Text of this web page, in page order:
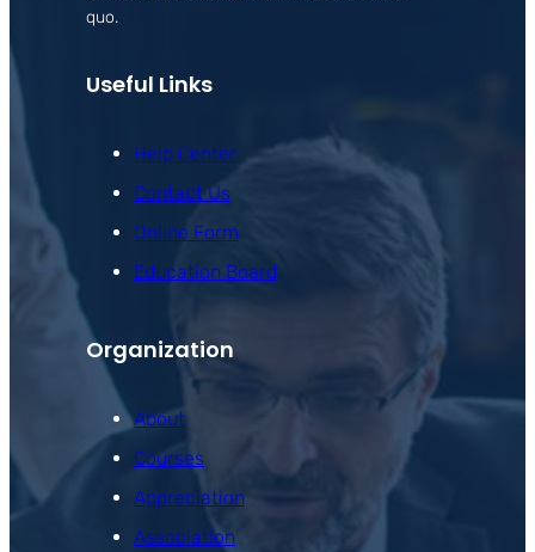
quo.
Useful Links
Help Center
Contact Us
Online Form
Education Board
Organization
About
Courses
Appreciation
Association